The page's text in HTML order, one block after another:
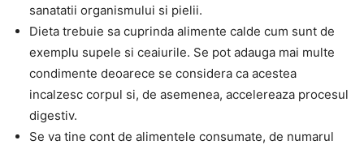
sanatatii organismului si pielii.
Dieta trebuie sa cuprinda alimente calde cum sunt de
exemplu supele si ceaiurile. Se pot adauga mai multe
condimente deoarece se considera ca acestea
incalzesc corpul si, de asemenea, accelereaza procesul
digestiv.
Se va tine cont de alimentele consumate, de numarul